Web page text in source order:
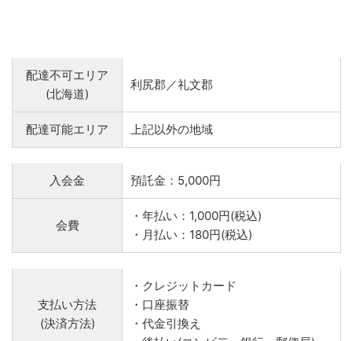
配達不可エリア
(北海道)
利尻郡／礼文郡
配達可能エリア 上記以外の地域
入会金 預託金：5,000円
会費
・年払い：1,000円(税込)
・月払い：180円(税込)
支払い方法
(決済方法)
・クレジットカード
・口座振替
・代金引換え